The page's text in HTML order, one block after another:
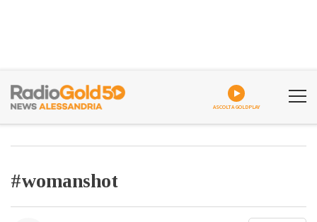
ASCOLTA GOLDPLAY
#womanshot